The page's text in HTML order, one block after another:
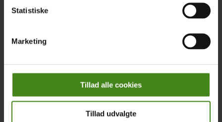
Statistiske
Marketing
Tillad alle cookies
Tillad udvalgte